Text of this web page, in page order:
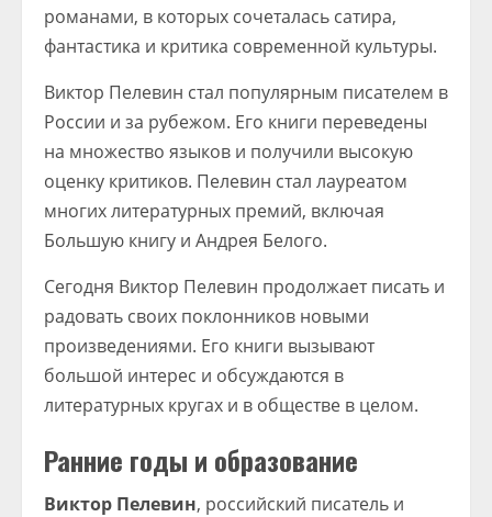
романами, в которых сочеталась сатира,
фантастика и критика современной культуры.
Виктор Пелевин стал популярным писателем в
России и за рубежом. Его книги переведены
на множество языков и получили высокую
оценку критиков. Пелевин стал лауреатом
многих литературных премий, включая
Большую книгу и Андрея Белого.
Сегодня Виктор Пелевин продолжает писать и
радовать своих поклонников новыми
произведениями. Его книги вызывают
большой интерес и обсуждаются в
литературных кругах и в обществе в целом.
Ранние годы и образование
Виктор Пелевин, российский писатель и